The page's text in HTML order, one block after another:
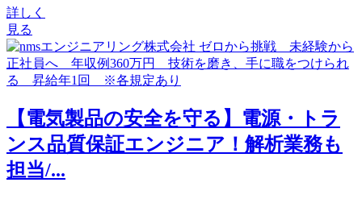
詳しく
見る
【電気製品の安全を守る】電源・トラ
ンス品質保証エンジニア！解析業務も
担当/...